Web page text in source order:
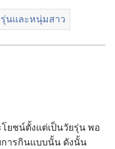
น​และ​หนุ่ม​สาว
ยชน์ตั้งแต่เป็นวัยรุ่น พอ
ารกินแบบนั้น ดังนั้น